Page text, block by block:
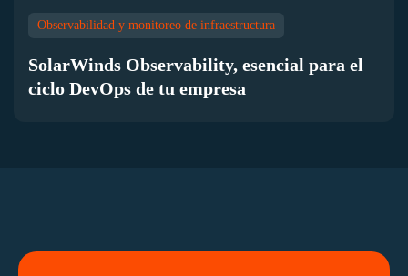
Observabilidad y monitoreo de infraestructura
SolarWinds Observability, esencial para el
ciclo DevOps de tu empresa